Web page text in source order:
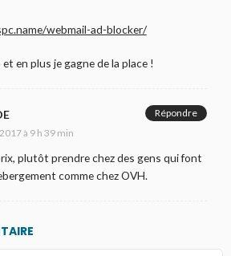
webmail-ad-blocker/
en plus je gagne de la place !
à 9 h 39 min
plutôt prendre chez des gens qui font
comme chez OVH.
Répondre